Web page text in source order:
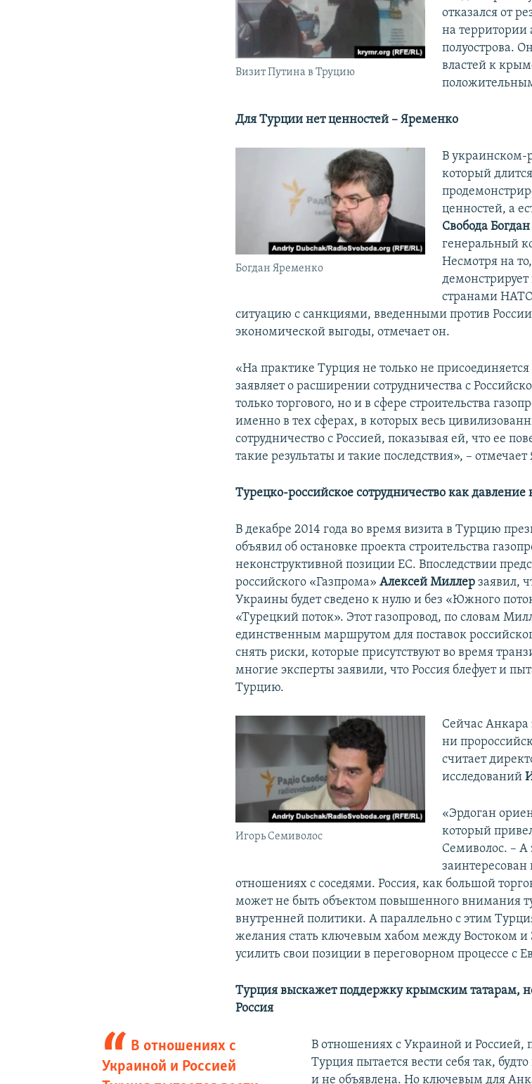
Визит Путина в Труцию
отказался от
на территории
полуострова.
властей к
Для Турции нет ценностей – Яременко
Богдан Яременко
В украинском-
который
ценностей, а
Свобода
генеральный
Несмотря на
странами
ситуацию с санкциями, введенными против
экономической выгоды, отмечает он.
«На практике Турция не только не
заявляет о расширении сотрудничества с
только торгового, но и в сфере строительства
именно в тех сферах, в которых весь
сотрудничество с Россией, показывая ей, что ее
такие результаты и такие последствия», –
Турецко-российское сотрудничество как давление
В декабре 2014 года во время визита в Турцию
объявил об остановке проекта строительства
неконструктивной позиции ЕС. Впоследствии
российского «Газпрома»Алексей Миллер заявил,
Украины будет сведено к нулю и без «Южного
«Турецкий поток». Этот газопровод, по словам
единственным маршрутом для поставок
снять риски, которые присутствуют во время
многие эксперты заявили, что Россия блефует и
Турцию.
Игорь Семиволос
Сейчас
ни
считает
исследований
«Эрдоган
который
Семиволос. – А
заинтересован
отношениях с соседями. Россия, как большой
может не быть объектом повышенного внимания
внутренней политики. А параллельно с этим
желания стать ключевым хабом между Востоком
усилить свои позиции в переговорном процессе с
Турция выскажет поддержку крымским татарам,
Россия
В отношениях с
Украиной и Россией
В отношениях с Украиной и Россией,
Турция пытается вести себя так,
и не объявлена. Но ключевым для